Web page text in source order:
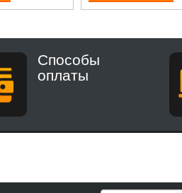
Способы
оплаты